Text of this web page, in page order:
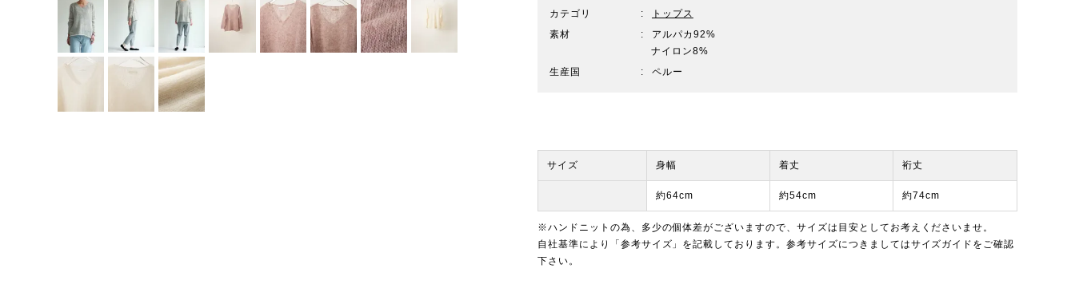
カテゴリ
トップス
素材
アルパカ92%
ナイロン8%
生産国
ペルー
サイズ 身幅 着丈 裄丈
約64cm 約54cm 約74cm
※ハンドニットの為、多少の個体差がございますので、サイズは目安としてお考えくださいませ。
自社基準により「参考サイズ」を記載しております。参考サイズにつきましてはサイズガイド をご確認
下さい。